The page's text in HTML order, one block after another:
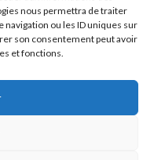
nous permettra de traiter
ou les ID uniques sur
son consentement peut avoir
et fonctions.
DOM-TOM
afin de pouvoir commander et
à votre secteur